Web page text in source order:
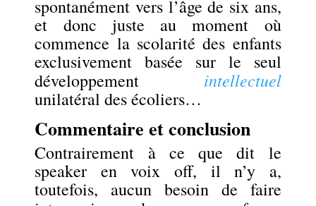
spontanément vers l’âge de six ans,
et donc juste au moment où
commence la scolarité des enfants
exclusivement basée sur le seul
développement intellectuel
unilatéral des écoliers…
Commentaire et conclusion
Contrairement à ce que dit le
speaker en voix off, il n’y a,
toutefois, aucun besoin de faire